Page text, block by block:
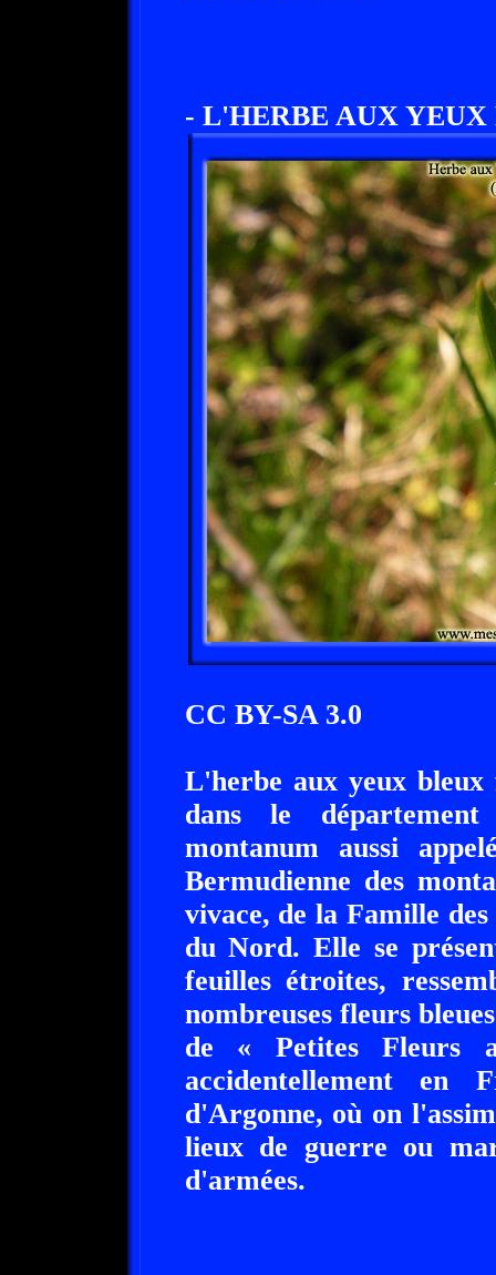
- L'HERBE AUX
CC BY-SA 3.0
L'herbe aux yeux
dans le
montanum aussi
Bermudienne des
vivace, de la Famille
du Nord. Elle se
feuilles étroites,
nombreuses fleurs
de « Petites Fleurs
accidentellement en
d'Argonne, où on
lieux de guerre ou
d'armées.